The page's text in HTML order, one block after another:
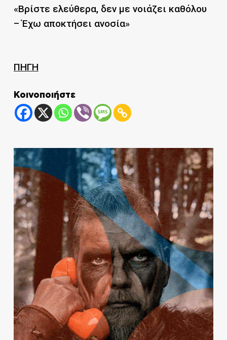
«Βρίστε ελεύθερα, δεν με νοιάζει καθόλου
– Έχω αποκτήσει ανοσία»
ΠΗΓΗ
Κοινοποιήστε